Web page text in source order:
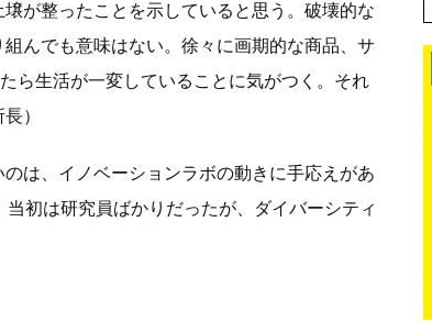
が整ったことを示していると思う。破壊的な
んでも意味はない。徐々に画期的な商品、サ
ら生活が一変していることに気がつく。それ
）
は、イノベーションラボの動きに手応えがあ
初は研究員ばかりだったが、ダイバーシティ